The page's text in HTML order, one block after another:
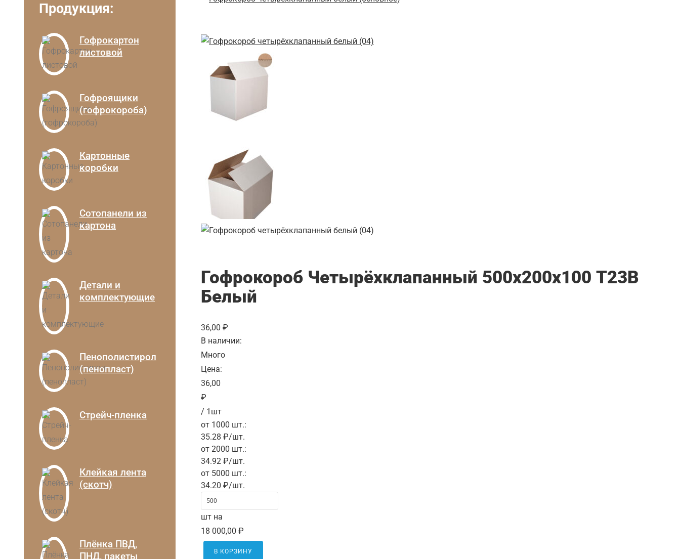
Продукция:
Гофрокартон
листовой
Гофроящики
(гофрокороба)
Картонные
коробки
Сотопанели из
картона
Детали и
комплектующие
Пенополистирол
(пенопласт)
Стрейч-пленка
Клейкая лента
(скотч)
Плёнка ПВД,
ПНД, пакеты
Гофрокороб Четырёхклапанный 500х200х100 Т23В
Белый
36,00 ₽
В наличии:
Много
Цена:
36,00
₽
/ 1шт
от 1000 шт.:
35.28 ₽/шт.
от 2000 шт.:
34.92 ₽/шт.
от 5000 шт.:
34.20 ₽/шт.
шт на
18 000,00 ₽
В КОРЗИНУ